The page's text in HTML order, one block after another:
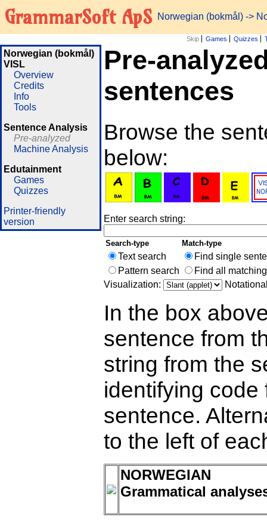
GrammarSoft ApS Norwegian (bokmål) ->
Skip Games Quizzes
Norwegian (bokmål)
VISL
Overview
Credits
Info
Tools
Sentence Analysis
Pre-analyzed
Machine Analysis
Edutainment
Games
Quizzes
Printer-friendly
version
Pre-
sentences
Browse the
below:
Enter search string:
Search-type Match-type
Text search
Find single
Pattern search
Find all
Visualization:
In the box
sentence from
string from the
identifying
sentence.
to the left of
NORWEGIAN
Grammatical